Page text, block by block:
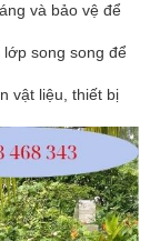
và bảo vệ để
lớp song song để
vật liệu, thiết bị